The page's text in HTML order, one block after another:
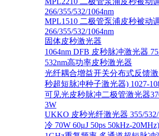
266/355/532/1064nm
MPL1510 二极管泵浦皮秒被动
266/355/532/1064nm
固体皮秒激光器
1064nm DFB 皮秒脉冲激光器
532nm高功率皮秒激光器
光纤耦合增益开关分布式反馈
秒超短脉冲种子激光器) 1027-
可见光皮秒脉冲二极管激光器
3W
UKKO 皮秒光纤激光器 355/
冷 70W 60μJ 50ps 50kHz-20MHz)